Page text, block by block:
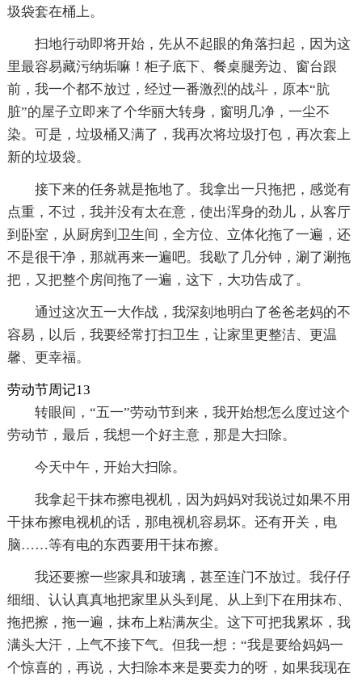
圾袋套在桶上。
扫地行动即将开始，先从不起眼的角落扫起，因为这
里最容易藏污纳垢嘛！柜子底下、餐桌腿旁边、窗台跟
前，我一个都不放过，经过一番激烈的战斗，原本“肮
脏”的屋子立即来了个华丽大转身，窗明几净，一尘不
染。可是，垃圾桶又满了，我再次将垃圾打包，再次套上
新的垃圾袋。
接下来的任务就是拖地了。我拿出一只拖把，感觉有
点重，不过，我并没有太在意，使出浑身的劲儿，从客厅
到卧室，从厨房到卫生间，全方位、立体化拖了一遍，还
不是很干净，那就再来一遍吧。我歇了几分钟，涮了涮拖
把，又把整个房间拖了一遍，这下，大功告成了。
通过这次五一大作战，我深刻地明白了爸爸老妈的不
容易，以后，我要经常打扫卫生，让家里更整洁、更温
馨、更幸福。
劳动节周记13
转眼间，“五一”劳动节到来，我开始想怎么度过这个
劳动节，最后，我想一个好主意，那是大扫除。
今天中午，开始大扫除。
我拿起干抹布擦电视机，因为妈妈对我说过如果不用
干抹布擦电视机的话，那电视机容易坏。还有开关，电
脑……等有电的东西要用干抹布擦。
我还要擦一些家具和玻璃，甚至连门不放过。我仔仔
细细、认认真真地把家里从头到尾、从上到下在用抹布、
拖把擦，拖一遍，抹布上粘满灰尘。这下可把我累坏，我
满头大汗，上气不接下气。但我一想：“我是要给妈妈一
个惊喜的，再说，大扫除本来是要卖力的呀，如果我现在